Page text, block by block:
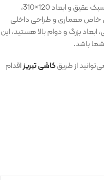
با رنگ کرم، سبک عقیق و ابعاد 120×310،
خاص معماری و طراحی داخلی
بزرگ و دوام بالا هستید، این
باشد.
از طریقکاشی تبریزاقدام